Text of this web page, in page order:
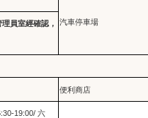
汽車停車場
員室經確認，
便利商店
19:00/ 六